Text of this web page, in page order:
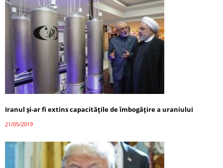
Iranul şi-ar fi extins capacităţile de îmbogăţire a uraniului
21/05/2019